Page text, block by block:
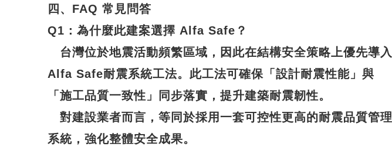
四、FAQ 常見問答
Q1 ： 為什麼此建案選擇 Alfa Safe？
台灣位於地震活動頻繁區域，因此在結構安全策略上優先導入
Alfa Safe耐震系統工法。此工法可確保「設計耐震性能」與
「施工品質一致性」同步落實，提升建築耐震韌性。
對建設業者而言，等同於採用一套可控性更高的耐震品質管理
系統，強化整體安全成果。